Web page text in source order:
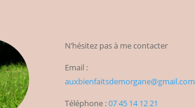
N’hésitez pas à me contacter
Email :
auxbienfaitsdemorgane@gmail.com
Téléphone :07 45 14 12 21